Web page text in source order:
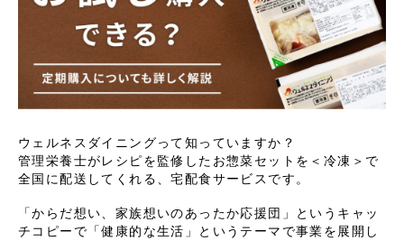
ウェルネスダイニングって知っていますか？
管理栄養士がレシピを監修したお惣菜セットを＜冷凍＞で
全国に配送してくれる、宅配食サービスです。
「からだ想い、家族想いのあったか応援団」というキャッ
チコピーで「健康的な生活」というテーマで事業を展開し